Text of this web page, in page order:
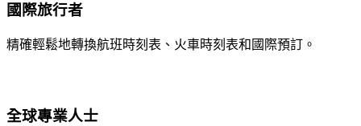
國際旅行者
精確輕鬆地轉換航班時刻表、火車時刻表和國際預訂。
全球專業人士